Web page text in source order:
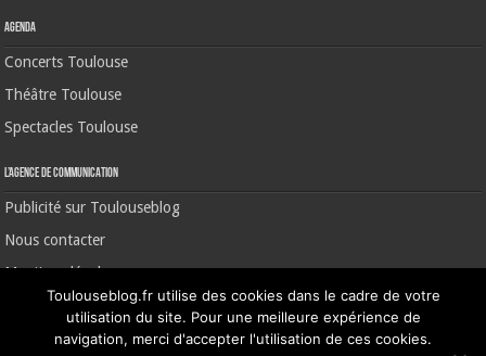
Agenda
Concerts Toulouse
Théâtre Toulouse
Spectacles Toulouse
L’agence de communication
Publicité sur Toulouseblog
Nous contacter
Mentions légales
©2006-2026 Toulouse Blog | CNIL N° 1391640
Toulouseblog.fr utilise des cookies dans le cadre de votre
utilisation du site. Pour une meilleure expérience de
navigation, merci d'accepter l'utilisation de ces cookies.